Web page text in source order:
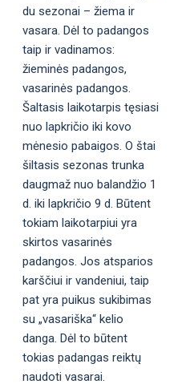
du sezonai – žiema ir
vasara. Dėl to padangos
taip ir vadinamos:
žieminės padangos,
vasarinės padangos.
Šaltasis laikotarpis tęsiasi
nuo lapkričio iki kovo
mėnesio pabaigos. O štai
šiltasis sezonas trunka
daugmaž nuo balandžio 1
d. iki lapkričio 9 d. Būtent
tokiam laikotarpiui yra
skirtos vasarinės
padangos. Jos atsparios
karščiui ir vandeniui, taip
pat yra puikus sukibimas
su „vasariška“ kelio
danga. Dėl to būtent
tokias padangas reiktų
naudoti vasarai.